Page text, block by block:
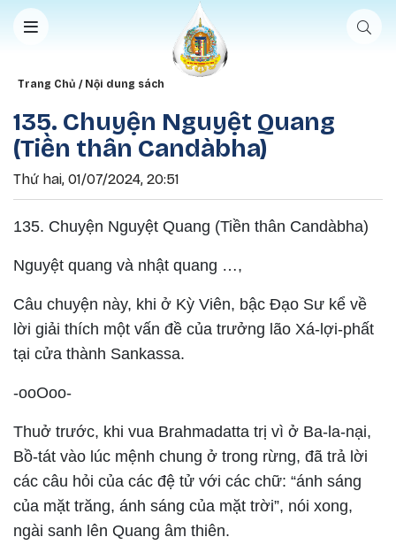
Nhảy đến nội dung
Breadcrumb
Trang Chủ Nội dung sách
135. Chuyện Nguyệt Quang
(Tiền thân Candàbha)
Thứ hai, 01/07/2024, 20:51
135. Chuyện Nguyệt Quang (Tiền thân Candàbha)
Nguyệt quang và nhật quang …,
Câu chuyện này, khi ở Kỳ Viên, bậc Ðạo Sư kể về
lời giải thích một vấn đề của trưởng lão Xá-lợi-phất
tại cửa thành Sankassa.
-ooOoo-
Thuở trước, khi vua Brahmadatta trị vì ở Ba-la-nại,
Bồ-tát vào lúc mệnh chung ở trong rừng, đã trả lời
các câu hỏi của các đệ tử với các chữ: “ánh sáng
của mặt trăng, ánh sáng của mặt trời”, nói xong,
ngài sanh lên Quang âm thiên.